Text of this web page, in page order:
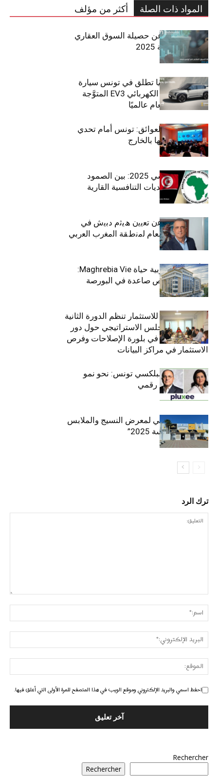
المواد ذات الصلة أكثر من مؤلف
مبوب تكشف عن حصيلة السوق العقاري
في تونس لسنة 2025
سيتي كارز – كيا تطلق في تونس سيارة
الـدفع الرباعي الكهربائي EV3 المتوَّجة
بلقب سيارة العام عالميًا
بين الطموح والعوائق: تونس أمام تحدي
استعادة كفاءاتها بالخارج
الاقتصاد التونسي 2025: بين الصمود
الاجتماعي وتحديات التنافسية القارية
ﺗﯾﺗرا ﺑﺎك ﺗﻌﻠن ﻋن ﺗﻌﯾﯾن ھﯾﺛم دﺑﯾش ﻓﻲ
ﻣﻧﺻب اﻟﻣدﯾر اﻟﻌﺎم ﻟﻣﻧطﻘﺔ اﻟﻣﻐرب اﻟﻌرﺑﻲ
وﻏرب أﻓرﯾﻘﯾﺎ
التأمينات المغربية حياة Maghrebia Vie:
فاعل رائد بفرص صاعدة في البورصة
(+34.8%)
الهيئة التونسية للاستثمار تنظم الدورة الثانية
والعشرين للمجلس الاستراتيجي حول دور
القطاع الخاص في بلورة الإصلاحات وفرص
الاستثمار في مراكز البيانات
قيادة مزدوجة لبلكسي تونس: نحو نمو
متسارع وتحول رقمي
الافتتاح الرسمي لمعرض النسيج والملابس
“إنترتكس سوسة 2025”
ترك الرد
احفظ اسمي والبريد الإلكتروني وموقع الويب في هذا المتصفح للمرة الأولى التي أعلق فيها.
Rechercher
Rechercher